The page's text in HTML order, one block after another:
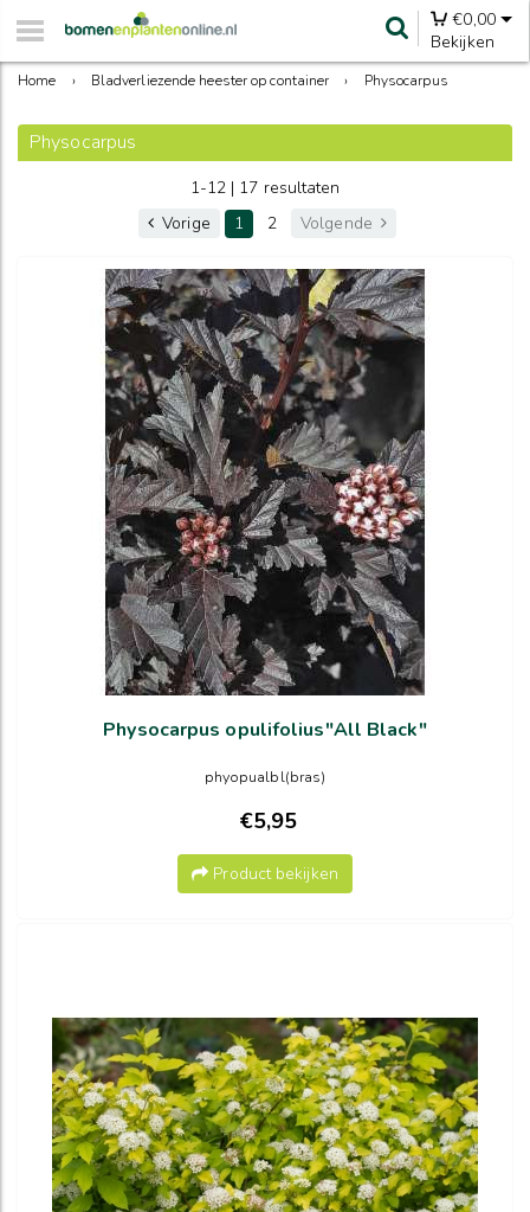
€0,00
Bekijken
Home › Bladverliezende heester op container › Physocarpus
Physocarpus
1-12 | 17 resultaten
Vorige
1 2 Volgende
Physocarpus opulifolius"All Black"
phyopualbl(bras)
€5,95
Product bekijken